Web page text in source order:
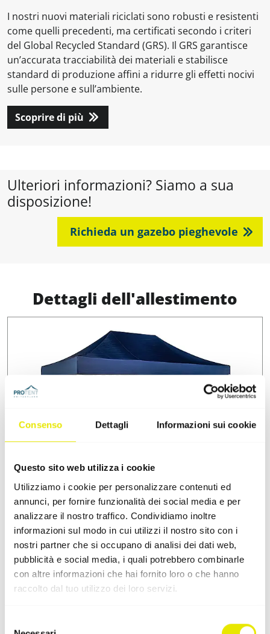
Consenso Dettagli Informazioni sui cookie
Questo sito web utilizza i cookie
Utilizziamo i cookie per personalizzare contenuti ed
annunci, per fornire funzionalità dei social media e per
analizzare il nostro traffico. Condividiamo inoltre
informazioni sul modo in cui utilizzi il nostro sito con i
nostri partner che si occupano di analisi dei dati web,
pubblicità e social media, i quali potrebbero combinarle
con altre informazioni che hai fornito loro o che hanno
raccolto dal tuo utilizzo dei loro servizi.
I nostri nuovi materiali riciclati sono robusti e resistenti
come quelli precedenti, ma certificati secondo i criteri
del Global Recycled Standard (GRS). Il GRS garantisce
un’accurata tracciabilità dei materiali e stabilisce
standard di produzione affini a ridurre gli effetti nocivi
sulle persone e sull’ambiente.
Scoprire di più
Ulteriori informazioni? Siamo a sua
disposizione!
Richieda un gazebo pieghevole
Dettagli dell'allestimento
Accessorio: cabina interna
Tramite montanti aggiuntivi si possono creare cabine
interne individuali a seconda della necessità.